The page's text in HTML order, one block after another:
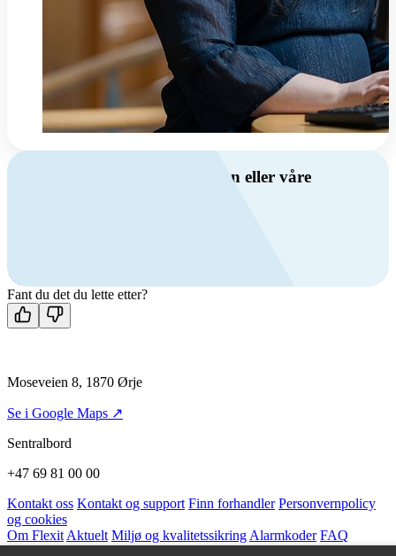
Har du spørsmål om ventilasjon eller våre
Kontakt oss
Fant du det du lette etter?
Moseveien 8, 1870 Ørje
Se i Google Maps ↗
Sentralbord
+47 69 81 00 00
Kontakt oss Kontakt og support Finn forhandler Personvernpolicy
og cookies
Om Flexit Aktuelt Miljø og kvalitetssikring Alarmkoder FAQ